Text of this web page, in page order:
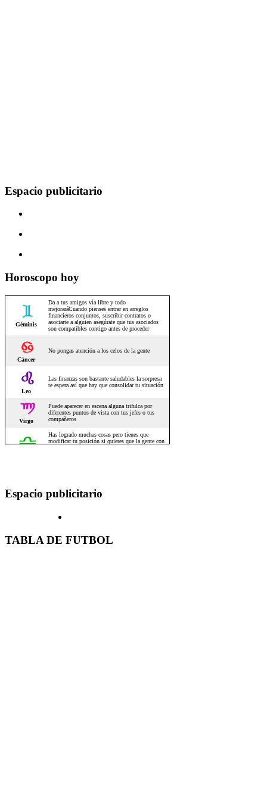
Espacio publicitario
Horoscopo hoy
Espacio publicitario
TABLA DE FUTBOL